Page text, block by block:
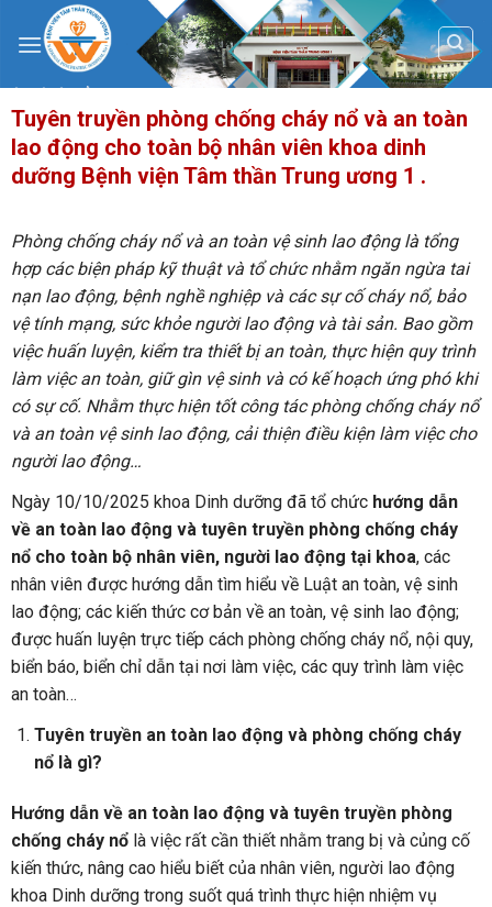
content
Tuyên truyền phòng chống cháy nổ và an toàn
lao động cho toàn bộ nhân viên khoa dinh
dưỡng Bệnh viện Tâm thần Trung ương 1 .
Phòng chống cháy nổ và an toàn vệ sinh lao động là tổng
hợp các biện pháp kỹ thuật và tổ chức nhằm ngăn ngừa tai
nạn lao động, bệnh nghề nghiệp và các sự cố cháy nổ, bảo
vệ tính mạng, sức khỏe người lao động và tài sản. Bao gồm
việc huấn luyện, kiểm tra thiết bị an toàn, thực hiện quy trình
làm việc an toàn, giữ gìn vệ sinh và có kế hoạch ứng phó khi
có sự cố. Nhằm thực hiện tốt công tác phòng chống cháy nổ
và an toàn vệ sinh lao động, cải thiện điều kiện làm việc cho
người lao động…
Ngày 10/10/2025 khoa Dinh dưỡng đã tổ chức hướng dẫn
về an toàn lao động và tuyên truyền phòng chống cháy
nổ cho toàn bộ nhân viên, người lao động tại khoa, các
nhân viên được hướng dẫn tìm hiểu về Luật an toàn, vệ sinh
lao động; các kiến thức cơ bản về an toàn, vệ sinh lao động;
được huấn luyện trực tiếp cách phòng chống cháy nổ, nội quy,
biển báo, biển chỉ dẫn tại nơi làm việc, các quy trình làm việc
an toàn…
Tuyên truyền an toàn lao động và phòng chống cháy
nổ là gì?
Hướng dẫn về an toàn lao động và tuyên truyền phòng
chống cháy nổ là việc rất cần thiết nhằm trang bị và củng cố
kiến thức, nâng cao hiểu biết của nhân viên, người lao động
khoa Dinh dưỡng trong suốt quá trình thực hiện nhiệm vụ